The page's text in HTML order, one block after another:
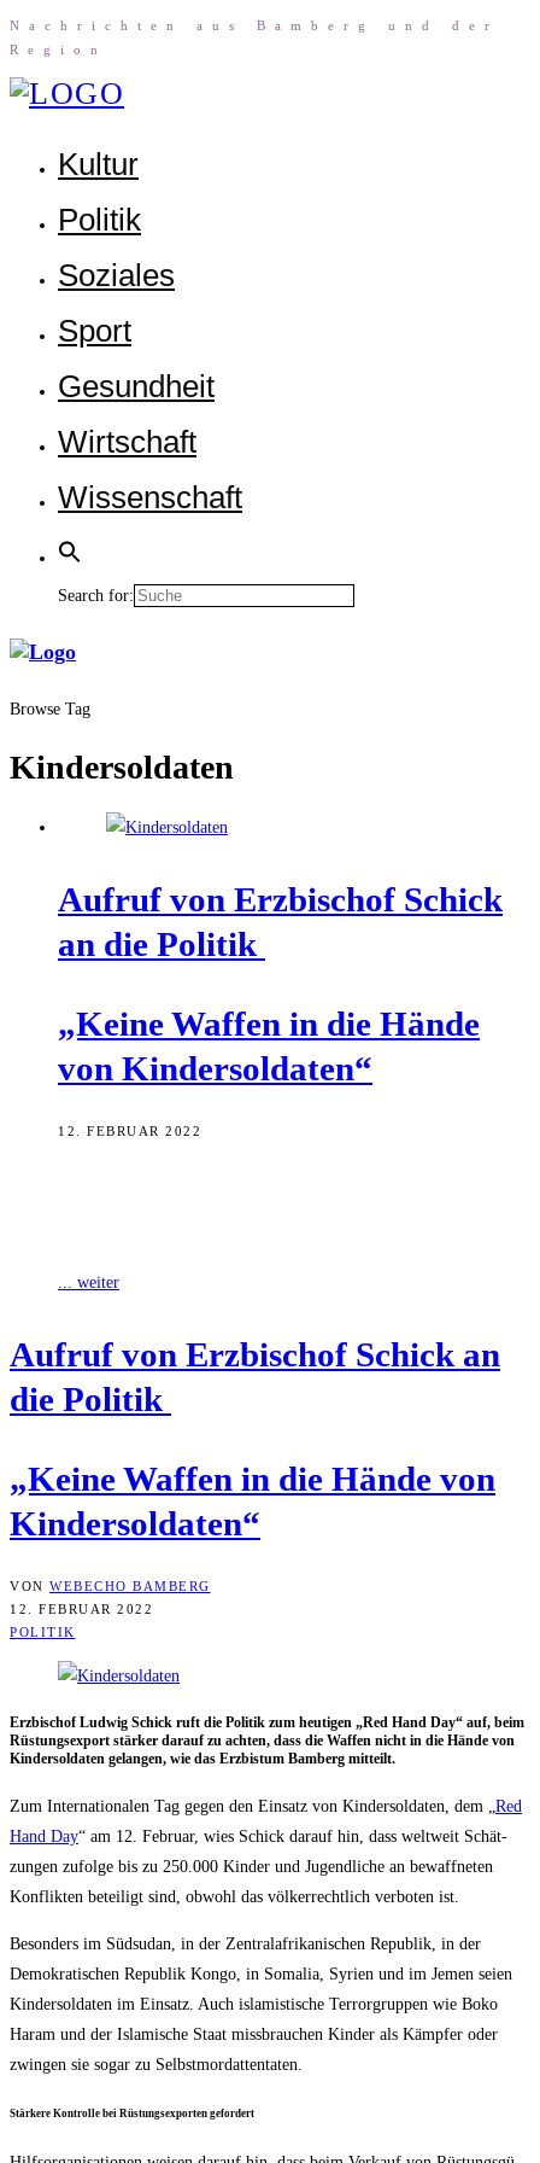
Nach­rich­ten aus Bam­berg und der
Region
Kul­tur
Poli­tik
Sozia­les
Sport
Gesund­heit
Wirt­schaft
Wis­sen­schaft
Search for:
Browse Tag
Kindersoldaten
Auf­ruf von Erz­bi­schof Schick
an die Politik
„Kei­ne Waf­fen in die Hän­de
von Kindersoldaten“
12. FEBRUAR 2022
... weiter
Auf­ruf von Erz­bi­schof Schick an
die Politik
„Kei­ne Waf­fen in die Hän­de von
Kindersoldaten“
VON WEBECHO BAMBERG
12. FEBRUAR 2022
POLITIK
Erz­bi­schof Lud­wig Schick ruft die Poli­tik zum heu­ti­gen „Red Hand Day“ auf, beim
Rüs­tungs­export stär­ker dar­auf zu ach­ten, dass die Waf­fen nicht in die Hän­de von
Kin­der­sol­da­ten gelan­gen, wie das Erz­bis­tum Bam­berg mitteilt.
Zum Inter­na­tio­na­len Tag gegen den Ein­satz von Kin­der­sol­da­ten, dem „Red
Hand Day“ am 12. Febru­ar, wies Schick dar­auf hin, dass welt­weit Schät­
zun­gen zufol­ge bis zu 250.000 Kin­der und Jugend­li­che an bewaff­ne­ten
Kon­flik­ten betei­ligt sind, obwohl das völ­ker­recht­lich ver­bo­ten ist.
Beson­ders im Süd­su­dan, in der Zen­tral­afri­ka­ni­schen Repu­blik, in der
Demo­kra­ti­schen Repu­blik Kon­go, in Soma­lia, Syri­en und im Jemen sei­en
Kin­der­sol­da­ten im Ein­satz. Auch isla­mis­ti­sche Ter­ror­grup­pen wie Boko
Haram und der Isla­mi­sche Staat miss­brau­chen Kin­der als Kämp­fer oder
zwin­gen sie sogar zu Selbstmordattentaten.
Stär­ke­re Kon­trol­le bei Rüs­tungs­expor­ten gefordert